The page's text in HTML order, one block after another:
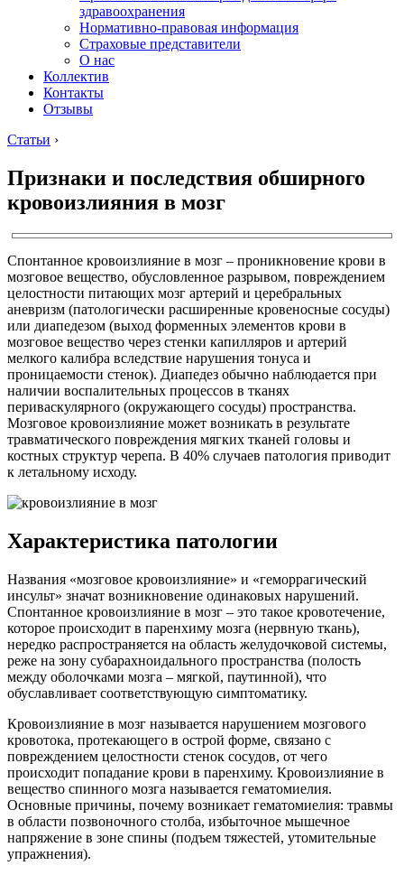
здравоохранения
Нормативно-правовая информация
Страховые представители
О нас
Коллектив
Контакты
Отзывы
Статьи ›
Признаки и последствия обширного
кровоизлияния в мозг
Спонтанное кровоизлияние в мозг – проникновение крови в
мозговое вещество, обусловленное разрывом, повреждением
целостности питающих мозг артерий и церебральных
аневризм (патологически расширенные кровеносные сосуды)
или диапедезом (выход форменных элементов крови в
мозговое вещество через стенки капилляров и артерий
мелкого калибра вследствие нарушения тонуса и
проницаемости стенок). Диапедез обычно наблюдается при
наличии воспалительных процессов в тканях
периваскулярного (окружающего сосуды) пространства.
Мозговое кровоизлияние может возникать в результате
травматического повреждения мягких тканей головы и
костных структур черепа. В 40% случаев патология приводит
к летальному исходу.
Характеристика патологии
Названия «мозговое кровоизлияние» и «геморрагический
инсульт» значат возникновение одинаковых нарушений.
Спонтанное кровоизлияние в мозг – это такое кровотечение,
которое происходит в паренхиму мозга (нервную ткань),
нередко распространяется на область желудочковой системы,
реже на зону субарахноидального пространства (полость
между оболочками мозга – мягкой, паутинной), что
обуславливает соответствующую симптоматику.
Кровоизлияние в мозг называется нарушением мозгового
кровотока, протекающего в острой форме, связано с
повреждением целостности стенок сосудов, от чего
происходит попадание крови в паренхиму. Кровоизлияние в
вещество спинного мозга называется гематомиелия.
Основные причины, почему возникает гематомиелия: травмы
в области позвоночного столба, избыточное мышечное
напряжение в зоне спины (подъем тяжестей, утомительные
упражнения).